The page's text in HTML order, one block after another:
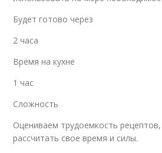
Будет готово через
2 часа
Время на кухне
1 час
Сложность
Оцениваем трудоемкость
рассчитать свое время и силы.